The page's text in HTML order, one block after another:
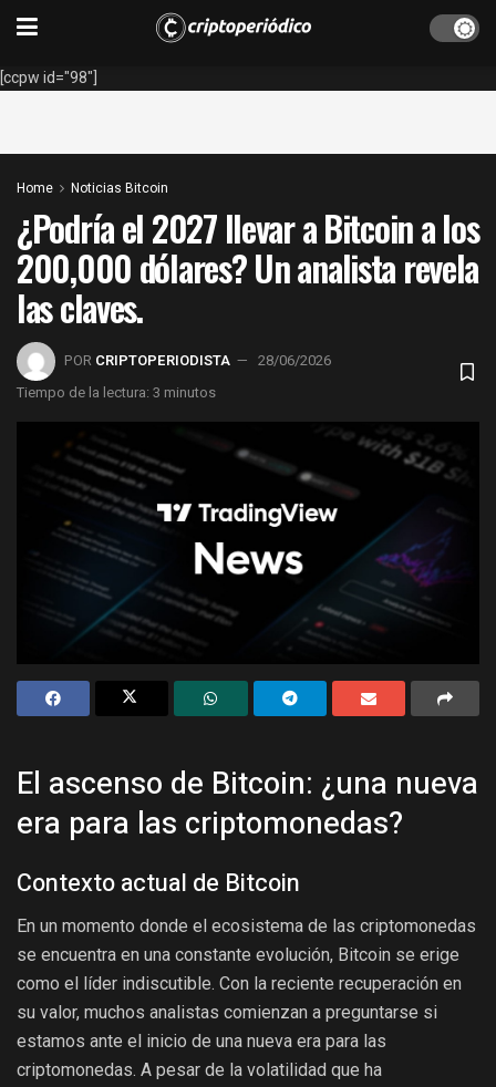
[ccpw id="98"]
Home Noticias Bitcoin
¿Podría el 2027 llevar a Bitcoin a los
200,000 dólares? Un analista revela
las claves.
POR CRIPTOPERIODISTA
28/06/2026
Tiempo de la lectura: 3 minutos
El ascenso de Bitcoin: ¿una nueva
era para las criptomonedas?
Contexto actual de Bitcoin
En un momento donde el ecosistema de las criptomonedas
se encuentra en una constante evolución, Bitcoin se erige
como el líder indiscutible. Con la reciente recuperación en
su valor, muchos analistas comienzan a preguntarse si
estamos ante el inicio de una nueva era para las
criptomonedas. A pesar de la volatilidad que ha